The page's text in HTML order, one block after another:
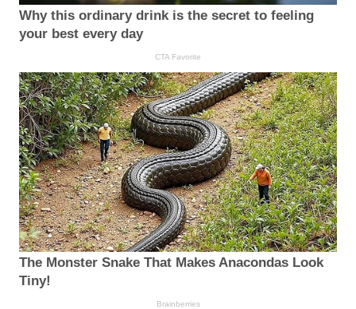
Why this ordinary drink is the secret to feeling
your best every day
CTA Favorite
The Monster Snake That Makes Anacondas Look
Tiny!
Brainberries